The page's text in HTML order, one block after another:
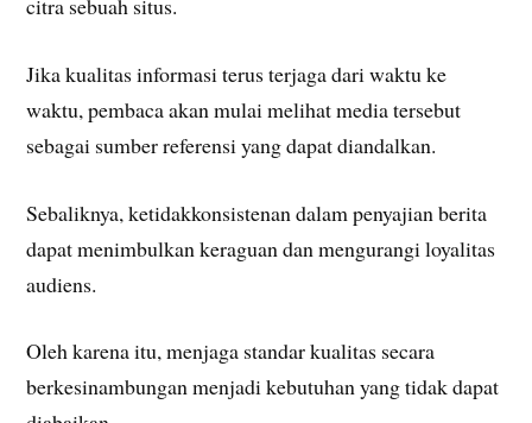
citra sebuah situs.
Jika kualitas informasi terus terjaga dari waktu ke
waktu, pembaca akan mulai melihat media tersebut
sebagai sumber referensi yang dapat diandalkan.
Sebaliknya, ketidakkonsistenan dalam penyajian berita
dapat menimbulkan keraguan dan mengurangi loyalitas
audiens.
Oleh karena itu, menjaga standar kualitas secara
berkesinambungan menjadi kebutuhan yang tidak dapat